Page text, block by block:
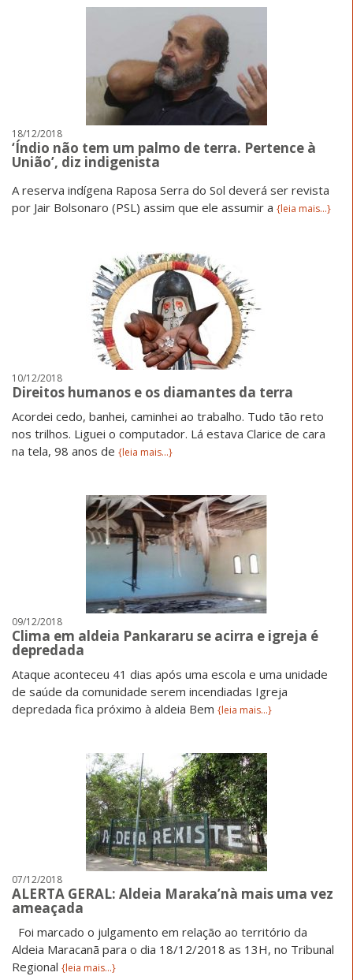
18/12/2018
‘Índio não tem um palmo de terra. Pertence à
União’, diz indigenista
A reserva indígena Raposa Serra do Sol deverá ser revista
por Jair Bolsonaro (PSL) assim que ele assumir a {leia mais...}
10/12/2018
Direitos humanos e os diamantes da terra
Acordei cedo, banhei, caminhei ao trabalho. Tudo tão reto
nos trilhos. Liguei o computador. Lá estava Clarice de cara
na tela, 98 anos de {leia mais...}
09/12/2018
Clima em aldeia Pankararu se acirra e igreja é
depredada
Ataque aconteceu 41 dias após uma escola e uma unidade
de saúde da comunidade serem incendiadas Igreja
depredada fica próximo à aldeia Bem {leia mais...}
07/12/2018
ALERTA GERAL: Aldeia Maraka’nà mais uma vez
ameaçada
Foi marcado o julgamento em relação ao território da
Aldeia Maracanã para o dia 18/12/2018 as 13H, no Tribunal
Regional {leia mais...}